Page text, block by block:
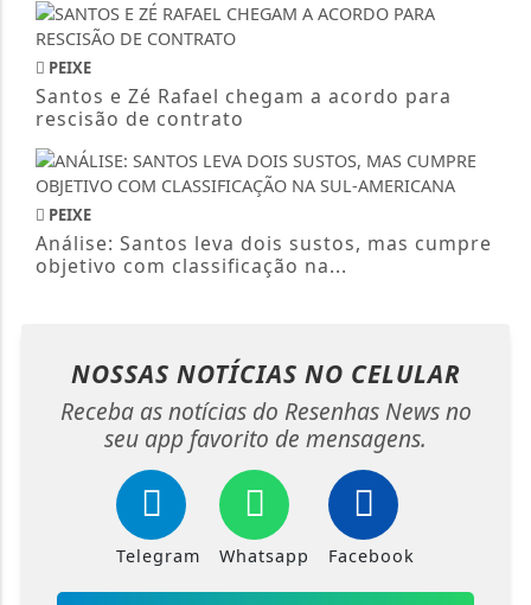
PEIXE
Santos e Zé Rafael chegam a acordo para
rescisão de contrato
PEIXE
Análise: Santos leva dois sustos, mas cumpre
objetivo com classificação na...
NOSSAS NOTÍCIAS NO CELULAR
Receba as notícias do Resenhas News no
seu app favorito de mensagens.
Telegram Whatsapp Facebook